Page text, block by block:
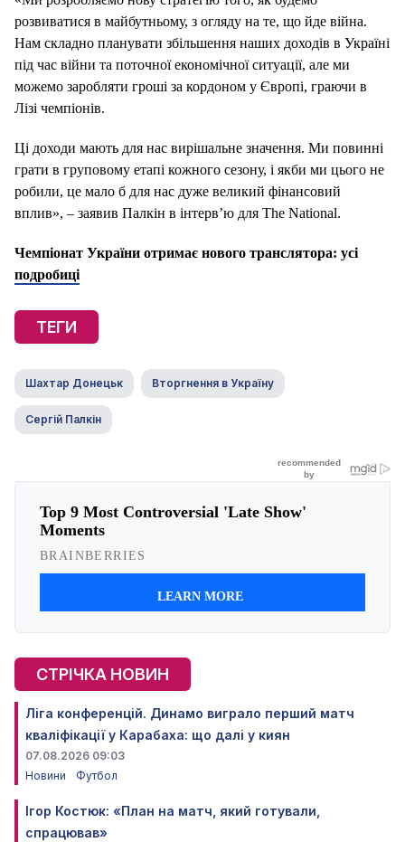
розвиватися в майбутньому, з огляду на те, що йде війна.
Нам складно планувати збільшення наших доходів в Україні
під час війни та поточної економічної ситуації, але ми
можемо заробляти гроші за кордоном у Європі, граючи в
Лізі чемпіонів.
Ці доходи мають для нас вирішальне значення. Ми повинні
грати в груповому етапі кожного сезону, і якби ми цього не
робили, це мало б для нас дуже великий фінансовий
вплив», – заявив Палкін в інтерв’ю для The National.
Чемпіонат України отримає нового транслятора: усі
подробиці
ТЕГИ
Шахтар Донецьк Вторгнення в Україну
Сергій Палкін
СТРІЧКА НОВИН
Ліга конференцій. Динамо виграло перший матч
кваліфікації у Карабаха: що далі у киян
07.08.2026 09:03
Новини
Футбол
Ігор Костюк: «План на матч, який готували,
спрацював»